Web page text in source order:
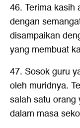
46. Terima kasih
dengan
disampaikan
yang membuat
47. Sosok guru
oleh muridnya.
salah satu orang
dalam masa